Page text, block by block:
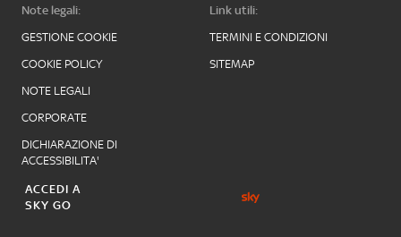
Note legali:
GESTIONE COOKIE
COOKIE POLICY
NOTE LEGALI
CORPORATE
DICHIARAZIONE DI
ACCESSIBILITA'
Link utili:
TERMINI E CONDIZIONI
SITEMAP
ACCEDI A
SKY GO